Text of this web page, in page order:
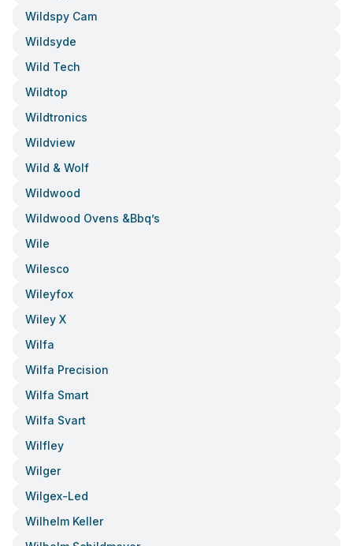
Wildspy Cam
Wildsyde
Wild Tech
Wildtop
Wildtronics
Wildview
Wild & Wolf
Wildwood
Wildwood Ovens &bbq’s
Wile
Wilesco
Wileyfox
Wiley X
Wilfa
Wilfa Precision
Wilfa Smart
Wilfa Svart
Wilfley
Wilger
Wilgex-Led
Wilhelm Keller